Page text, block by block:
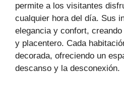
permite a los visitantes
cualquier hora del día. Sus
elegancia y confort,
y placentero. Cada
decorada, ofreciendo un
descanso y la desconexión.